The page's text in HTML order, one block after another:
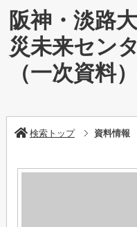
阪神・淡路
災未来セン
（一次資料
検索トップ 資料情報